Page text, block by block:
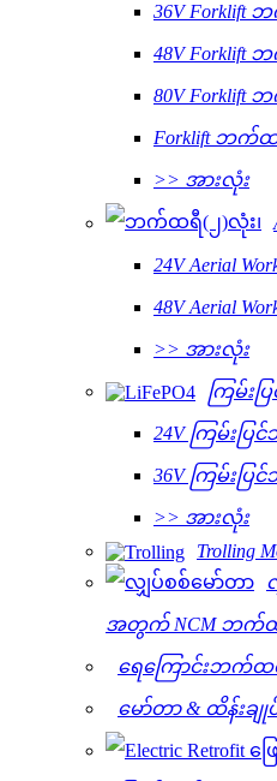
36V Forklift
48V Forklift
80V Forklift
Forklift ဘက်
>> အားလုံး
24V Aerial
48V Aerial
>> အားလုံး
ကြမ်း
24V ကြမ်းပ
36V ကြမ်းပ
>> အားလုံး
Trolling
အတွက် NCM ဘက်ထ
ရေကြောင်းဘက်ထ
မော်တာ & ထိန်းခ